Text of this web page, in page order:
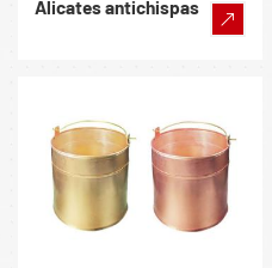
Alicates antichispas